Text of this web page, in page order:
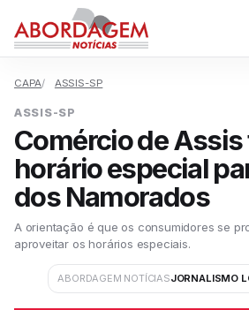
CAPA ASSIS-SP
ASSIS-SP
Comércio de Assis
horário especial
dos Namorados
A orientação é que os consumidores se
aproveitar os horários especiais.
ABORDAGEM NOTÍCIASJORNALISMO